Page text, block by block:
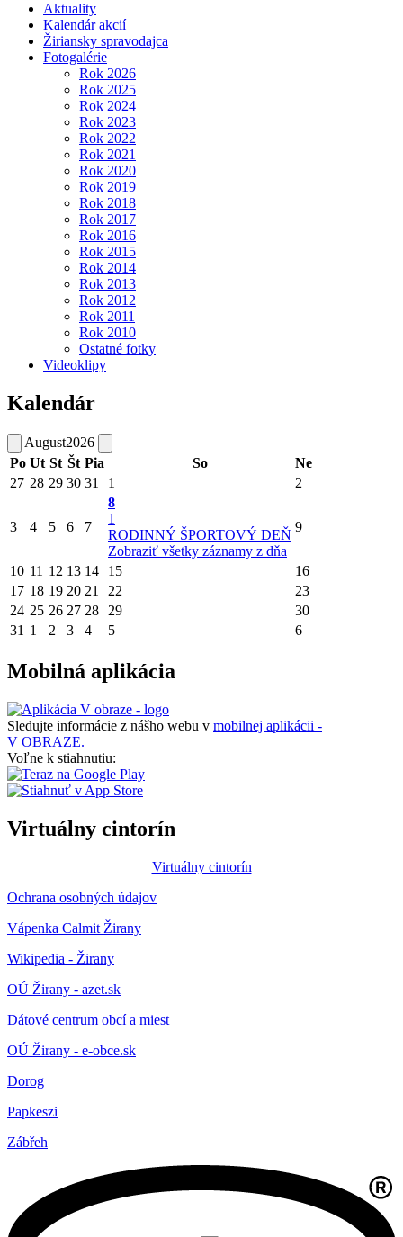
Aktuality
Kalendár akcií
Žiriansky spravodajca
Fotogalérie
Rok 2026
Rok 2025
Rok 2024
Rok 2023
Rok 2022
Rok 2021
Rok 2020
Rok 2019
Rok 2018
Rok 2017
Rok 2016
Rok 2015
Rok 2014
Rok 2013
Rok 2012
Rok 2011
Rok 2010
Ostatné fotky
Videoklipy
Kalendár
August2026
Po Ut St Št Pia So
Ne
27 28 29 30 31 1 2
3 4 5 6 7
8
1
RODINNÝ ŠPORTOVÝ DEŇ
Zobraziť všetky záznamy z dňa
9
10 11 12 13 14 15
16
17 18 19 20 21 22
23
24 25 26 27 28 29
30
31 1 2 3 4 5 6
Mobilná aplikácia
Sledujte informácie z nášho webu v mobilnej aplikácii -
V OBRAZE.
Voľne k stiahnutiu:
Virtuálny cintorín
Virtuálny cintorín
Ochrana osobných údajov
Vápenka Calmit Žirany
Wikipedia - Žirany
OÚ Žirany - azet.sk
Dátové centrum obcí a miest
OÚ Žirany - e-obce.sk
Dorog
Papkeszi
Zábřeh